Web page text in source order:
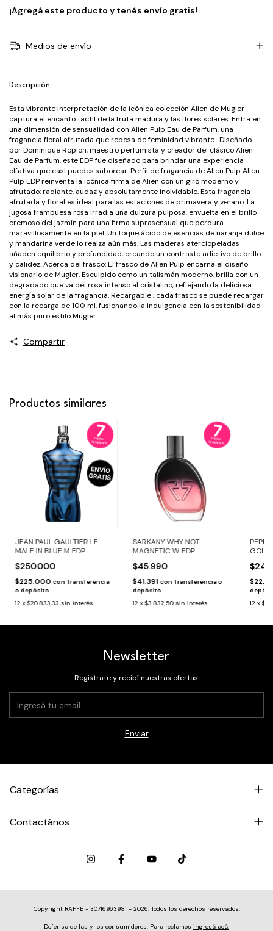
¡Agregá este producto y tenés envío gratis!
Medios de envío
Descripción
Esta vibrante interpretación de la icónica colección Alien de Mugler
captura el encanto táctil de la fruta madura y las flores solares. Entra en
una dimensión de sensualidad con Alien Pulp Eau de Parfum, una
fragancia floral afrutada que rebosa de feminidad vibrante . Diseñado
por Dominique Ropion, maestro perfumista y creador del clásico Alien
Eau de Parfum, este EDP fue diseñado para brindar una experiencia
olfativa que casi puedes saborear. Perfil de fragancia de Alien Pulp Alien
Pulp EDP reinventa la icónica firma de Alien con un giro moderno y
afrutado: radiante, audaz y absolutamente inolvidable. Esta fragancia
afrutada y floral es ideal para las estaciones de primavera y verano. La
jugosa frambuesa rosa irradia una dulzura pulposa, envuelta en el brillo
cremoso del jazmín para una firma suprasensual que perdura
maravillosamente en la piel. Un toque ácido de esencias de naranja dulce
y mandarina verde lo realza aún más. Las maderas aterciopeladas
añaden equilibrio y profundidad, creando un contraste adictivo de brillo
y calidez. Acerca del frasco: El frasco de Alien Pulp encarna el diseño
visionario de Mugler. Esculpido como un talismán moderno, brilla con un
degradado que va del rosa intenso al cristalino, reflejando la deliciosa
energía solar de la fragancia. Recargable , cada frasco se puede recargar
con la recarga de 100 ml, fusionando la indulgencia con la sostenibilidad
al más puro estilo Mugler.
Compartir
Productos similares
JEAN PAUL GAULTIER LE
MALE IN BLUE M EDP
$250.000
$225.000 con Transferencia
o depósito
12 x$20.833,33 sin interés
SARKANY WHY NOT
MAGNETIC W EDP
$45.990
$41.391 con Transferencia o
depósito
12 x$3.832,50 sin interés
PEPE
12 x
Newsletter
Registrate y recibí nuestras ofertas.
Categorías
Contactános
Copyright RAFFE - 30716963981 - 2026. Todos los derechos reservados.
Defensa de las y los consumidores. Para reclamos ingresá acá.